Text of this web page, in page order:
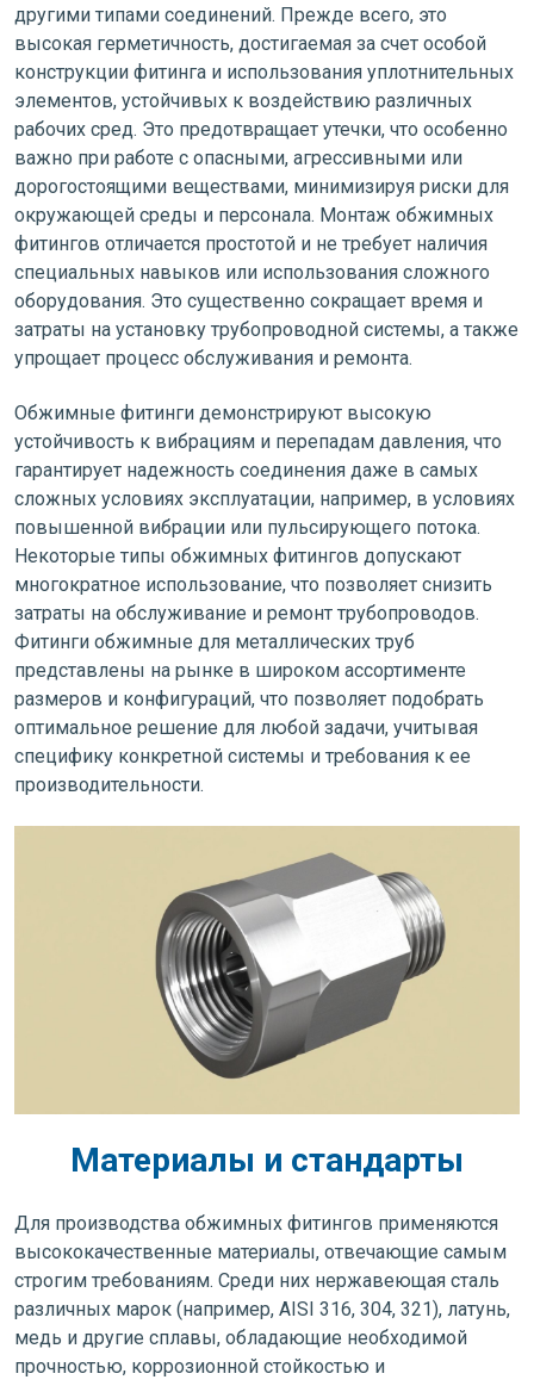
другими типами соединений. Прежде всего, это
высокая герметичность, достигаемая за счет особой
конструкции фитинга и использования уплотнительных
элементов, устойчивых к воздействию различных
рабочих сред. Это предотвращает утечки, что особенно
важно при работе с опасными, агрессивными или
дорогостоящими веществами, минимизируя риски для
окружающей среды и персонала. Монтаж обжимных
фитингов отличается простотой и не требует наличия
специальных навыков или использования сложного
оборудования. Это существенно сокращает время и
затраты на установку трубопроводной системы, а также
упрощает процесс обслуживания и ремонта.
Обжимные фитинги демонстрируют высокую
устойчивость к вибрациям и перепадам давления, что
гарантирует надежность соединения даже в самых
сложных условиях эксплуатации, например, в условиях
повышенной вибрации или пульсирующего потока.
Некоторые типы обжимных фитингов допускают
многократное использование, что позволяет снизить
затраты на обслуживание и ремонт трубопроводов.
Фитинги обжимные для металлических труб
представлены на рынке в широком ассортименте
размеров и конфигураций, что позволяет подобрать
оптимальное решение для любой задачи, учитывая
специфику конкретной системы и требования к ее
производительности.
Материалы и стандарты
Для производства обжимных фитингов применяются
высококачественные материалы, отвечающие самым
строгим требованиям. Среди них нержавеющая сталь
различных марок (например, AISI 316, 304, 321), латунь,
медь и другие сплавы, обладающие необходимой
прочностью, коррозионной стойкостью и